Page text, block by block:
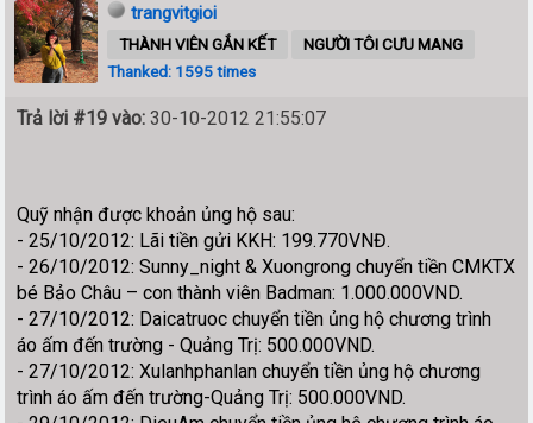
trangvitgioi
THÀNH VIÊN GẮN KẾT
NGƯỜI TÔI CƯU MANG
Thanked: 1595 times
Trả lời #19 vào: 30-10-2012 21:55:07
Quỹ nhận được khoản ủng hộ sau:
- 25/10/2012: Lãi tiền gửi KKH: 199.770VNĐ.
- 26/10/2012: Sunny_night & Xuongrong chuyển tiền CMKTX
bé Bảo Châu – con thành viên Badman: 1.000.000VND.
- 27/10/2012: Daicatruoc chuyển tiền ủng hộ chương trình
áo ấm đến trường - Quảng Trị: 500.000VND.
- 27/10/2012: Xulanhphanlan chuyển tiền ủng hộ chương
trình áo ấm đến trường-Quảng Trị: 500.000VND.